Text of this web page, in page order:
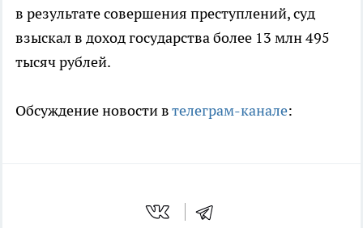
в результате совершения преступлений, суд
взыскал в доход государства более 13 млн 495
тысяч рублей.
Обсуждение новости втелеграм-канале: